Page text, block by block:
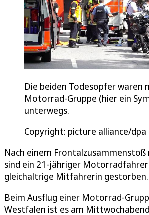
Die beiden Todesopfer waren
Motorrad-Gruppe (hier ein
unterwegs.
Copyright: picture alliance/dpa
Nach einem
sind ein 21-jähriger Motorradfahrer
gleichaltrige Mitfahrerin gestorben.
Beim Ausflug einer Motorrad-
Westfalen ist es am Mittwochabend